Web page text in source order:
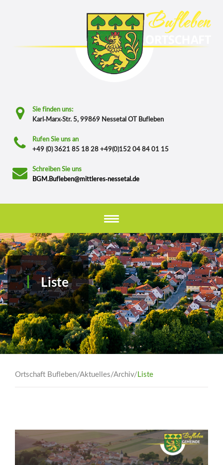
Sie finden uns:
Karl-Marx-Str. 5, 99869 Nessetal OT Bufleben
Rufen Sie uns an
+49 (0) 3621 85 18 28 +49(0)152 04 84 01 15
Schreiben Sie uns
BGM.Bufleben@mittleres-nessetal.de
Liste
Ortschaft Bufleben/Aktuelles/Archiv/Liste